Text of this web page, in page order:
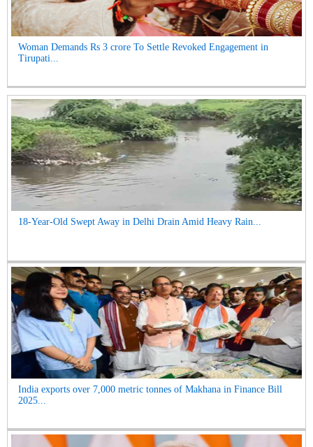
Woman Demands Rs 3 crore To Settle Revoked Engagement in
Tirupati...
18-Year-Old Swept Away in Delhi Drain Amid Heavy Rain...
India exports over 7,000 metric tonnes of Makhana in Finance Bill
2025...